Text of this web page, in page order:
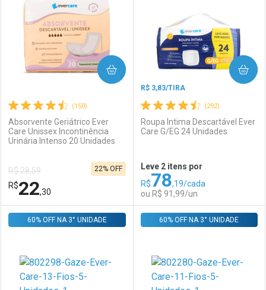
Laboratório
Comprar sem Desconto
Por R$ 13,99/cada
Por Menos
Comprar sem Desconto
Por R$ 13,99/cada
Comprar sem Desconto
Por R$ 3,19/cada
Comprar sem Desconto
Por R$ 3,19/cada
(150)
Absorvente Geriátrico Ever
Care Unissex Incontinência
Urinária Intenso 20 Unidades
R$ 28,59
R$22,30
22% OFF
COMPRAR
FECHAR
Laboratório
FECHAR
Por Menos
(292)
R$ 3,83/TIRA
Roupa Intima Descartável Ever
Care G/EG 24 Unidades
Leve 2 itens por
R$78,19/cada
ou R$ 91,99/un
COMPRAR
Laboratório
Por Menos
60% OFF NA 3° UNIDADE 60% OFF NA 3° UNIDADE